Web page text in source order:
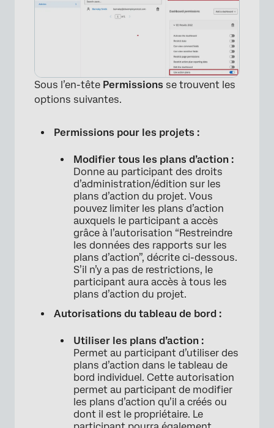
Sous l’en-tête Permissions se trouvent les
options suivantes.
Permissions pour les projets :
Modifier tous les plans d’action :
Donne au participant des droits
d’administration/édition sur les
plans d’action du projet. Vous
pouvez limiter les plans d’action
auxquels le participant a accès
grâce à l’autorisation “Restreindre
les données des rapports sur les
plans d’action”, décrite ci-dessous.
S’il n’y a pas de restrictions, le
participant aura accès à tous les
plans d’action du projet.
Autorisations du tableau de bord :
Utiliser les plans d’action :
Permet au participant d’utiliser des
plans d’action dans le tableau de
bord individuel. Cette autorisation
permet au participant de modifier
les plans d’action qu’il a créés ou
dont il est le propriétaire. Le